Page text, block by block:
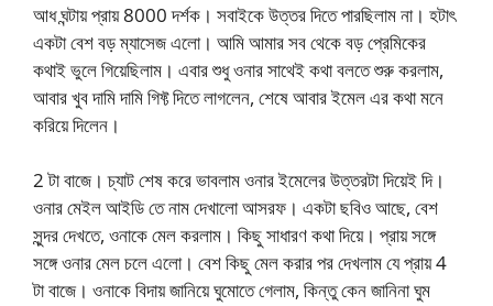
আধ ঘন্টায় প্রায় 8000 দর্শক। সবাইকে উত্তর দিতে পারছিলাম না। হটাৎ
একটা বেশ বড় ম্যাসেজ এলো। আমি আমার সব থেকে বড় প্রেমিকের
কথাই ভুলে গিয়েছিলাম। এবার শুধু ওনার সাথেই কথা বলতে শুরু করলাম,
আবার খুব দামি দামি গিফ্ট দিতে লাগলেন, শেষে আবার ইমেল এর কথা মনে
করিয়ে দিলেন।
2 টা বাজে। চ্যাট শেষ করে ভাবলাম ওনার ইমেলের উত্তরটা দিয়েই দি।
ওনার মেইল আইডি তে নাম দেখালো আসরফ। একটা ছবিও আছে, বেশ
সুন্দর দেখতে, ওনাকে মেল করলাম। কিছু সাধারণ কথা দিয়ে। প্রায় সঙ্গে
সঙ্গে ওনার মেল চলে এলো। বেশ কিছু মেল করার পর দেখলাম যে প্রায় 4
টা বাজে। ওনাকে বিদায় জানিয়ে ঘুমোতে গেলাম, কিন্তু কেন জানিনা ঘুম